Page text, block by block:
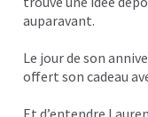
auparavant.
Le jour de son
offert son cadeau